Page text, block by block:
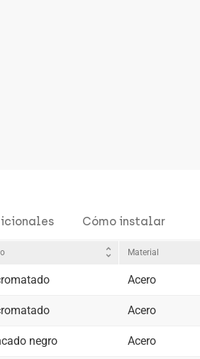
Cómo instalar
unfold_more Material
Acero
Acero
negro Acero